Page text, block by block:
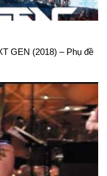
GEN (2018) – Phụ đề